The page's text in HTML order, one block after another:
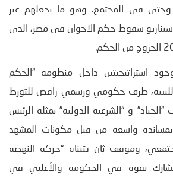
في المجتمع. وهو ما يجعلهم غير
سقوط حكم الاخوان في مصر، الذي
استراتيجيتين داخل منظومة “الحكم
الليبية، طرف حكومي ورسمي رافض للتورط
و “الشرعية الدولية” يمثله الرئيس
واسعة من قبل مكونات المشهد
وموقف ثان تتبناه “حركة النهضة
بقوة في الحكومة والأغلبي في